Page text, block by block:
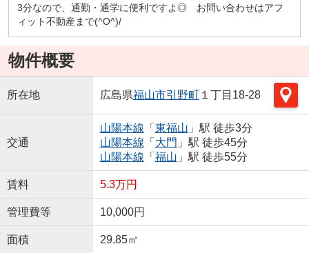
3分なので、通勤・通学に便利ですよ◎ お問い合わせはアフ
ィット不動産まで(^O^)/
物件概要
所在地 広島県福山市引野町１丁目18-28
交通
山陽本線 「 東福山 」駅 徒歩3分
山陽本線 「 大門 」駅 徒歩45分
山陽本線 「 福山 」駅 徒歩55分
賃料 5.3万円
管理費等 10,000円
面積 29.85㎡